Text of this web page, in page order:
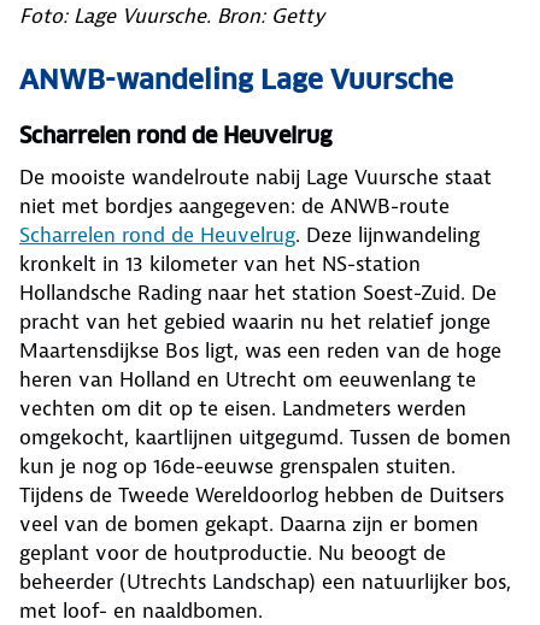
Foto: Lage Vuursche. Bron: Getty
ANWB-wandeling Lage Vuursche
Scharrelen rond de Heuvelrug
De mooiste wandelroute nabij Lage Vuursche staat
niet met bordjes aangegeven: de ANWB-route
Scharrelen rond de Heuvelrug. Deze lijnwandeling
kronkelt in 13 kilometer van het NS-station
Hollandsche Rading naar het station Soest-Zuid. De
pracht van het gebied waarin nu het relatief jonge
Maartensdijkse Bos ligt, was een reden van de hoge
heren van Holland en Utrecht om eeuwenlang te
vechten om dit op te eisen. Landmeters werden
omgekocht, kaartlijnen uitgegumd. Tussen de bomen
kun je nog op 16de-eeuwse grenspalen stuiten.
Tijdens de Tweede Wereldoorlog hebben de Duitsers
veel van de bomen gekapt. Daarna zijn er bomen
geplant voor de houtproductie. Nu beoogt de
beheerder (Utrechts Landschap) een natuurlijker bos,
met loof- en naaldbomen.